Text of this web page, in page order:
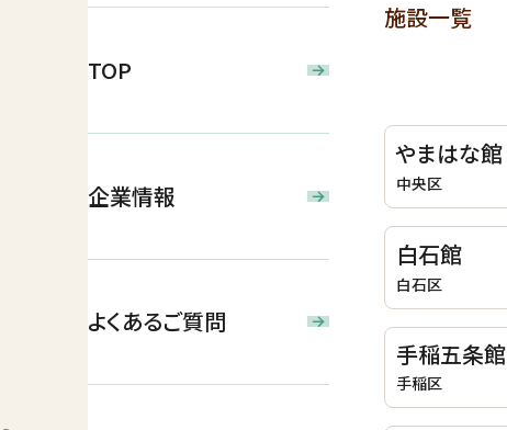
TOP
企業情報
よくあるご質問
施設一覧
やまはな館
中央区
白石館
白石区
手稲五条館
手稲区